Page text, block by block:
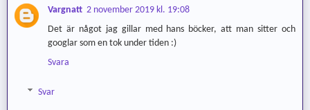
Vargnatt 2 november 2019 kl. 19:08
Det är något jag gillar med hans böcker, att man sitter och
googlar som en tok under tiden :)
Svara
Svar